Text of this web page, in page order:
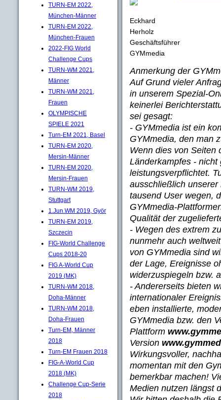
TURN-EM 2022,
München-Männer
TURN-EM 2022,
München-Frauen
2022-FIG World
Challenge Cups
TURN-WM 2021,
Männer
TURN-WM 2021,
Frauen
OLYMPISCHE
SPIELE 2021
Turn-EM 2021, Basel
TURN-EM 2020,
Mersin-Männer
TURN-EM 2020,
Mersin-Frauen
TURN-WM 2019,
Stuttgart
1.Jun.WM 2019, Györ
TURN-EM 2019,
Szczecin
FIG-World Challenge
Cups 2018-20
FIG A-World Cup
2019 (MK)
TURN-WM 2018,
Doha-Männer
TURN-WM 2018,
Doha-Frauen
Turn-EM, Männer
2018
Turn-EM Frauen 2018
FIG-A-World Cup
2018 (MK)
Challenge Cup-Serie
2018
Eckhard
Herholz
Geschäftsführer
GYMmedia
Anmerkung der
Auf Grund vieler
in unserem Spezial-
keinerlei
sei gesagt:
- GYMmedia ist ein
GYMmedia, den man
Wenn dies von Seiten
Länderkampfes -
leistungsverpflichtet.
ausschließlich
tausend User wegen,
GYMmedia-
Qualität der
- Wegen des extrem
nunmehr auch
von GYMmedia sind
der Lage, Ereignisse
widerzuspiegeln bzw.
- Andererseits bieten
internationaler
eben installierte,
GYMmedia bzw. den
Plattform
Version
Wirkungsvoller,
momentan mit den
bemerkbar machen!
Medien nutzen längst